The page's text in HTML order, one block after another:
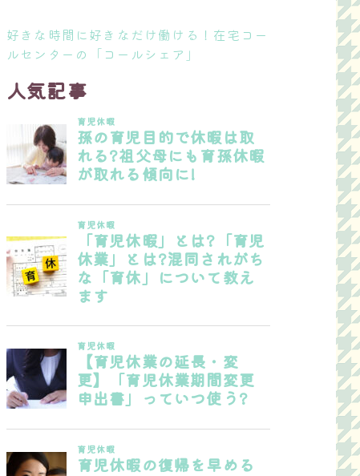
好きな時間に好きなだけ働ける！在宅コー
ルセンターの「コールシェア」
人気記事